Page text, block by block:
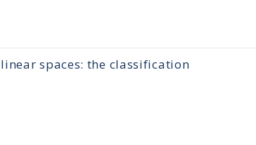
spaces: the classification